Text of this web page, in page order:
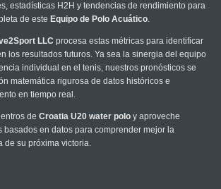
estadísticas H2H y tendencias de rendimiento para
de este Equipo de Polo Acuático.
LLC procesa estas métricas para identificar
los resultados futuros. Ya sea la sinergia del equipo
individual en el tenis, nuestros pronósticos se
matemática rigurosa de datos históricos e
en tiempo real.
de Croatia U20 water poloy aproveche
basados en datos para comprender mejor la
de su próxima victoria.